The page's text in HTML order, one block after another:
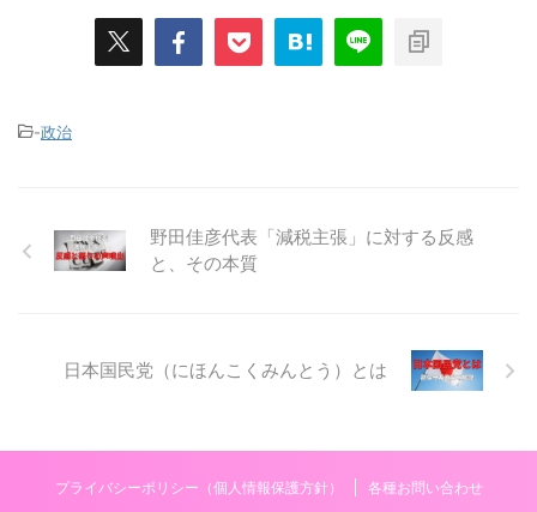
-政治
野田佳彦代表「減税主張」に対する反感
と、その本質
日本国民党（にほんこくみんとう）とは
プライバシーポリシー（個人情報保護方針） 各種お問い合わせ